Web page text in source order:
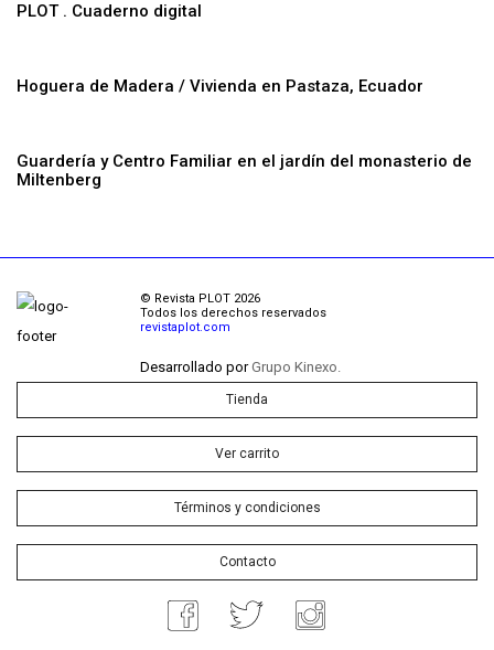
PLOT . Cuaderno digital
Hoguera de Madera / Vivienda en Pastaza, Ecuador
Guardería y Centro Familiar en el jardín del monasterio de
Miltenberg
© Revista PLOT 2026
Todos los derechos reservados
revistaplot.com
Desarrollado porGrupo Kinexo.
Tienda
Ver carrito
Términos y condiciones
Contacto